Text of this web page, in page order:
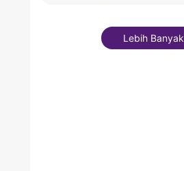
Lebih Banyak